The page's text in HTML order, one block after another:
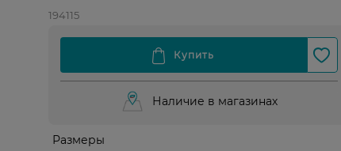
194115
Наличие в магазинах
Размеры